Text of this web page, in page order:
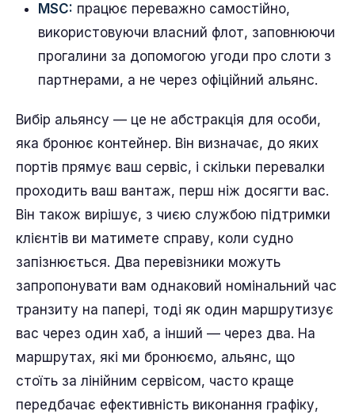
MSC: працює переважно самостійно,
використовуючи власний флот, заповнюючи
прогалини за допомогою угоди про слоти з
партнерами, а не через офіційний альянс.
Вибір альянсу — це не абстракція для особи,
яка бронює контейнер. Він визначає, до яких
портів прямує ваш сервіс, і скільки перевалки
проходить ваш вантаж, перш ніж досягти вас.
Він також вирішує, з чиєю службою підтримки
клієнтів ви матимете справу, коли судно
запізнюється. Два перевізники можуть
запропонувати вам однаковий номінальний час
транзиту на папері, тоді як один маршрутизує
вас через один хаб, а інший — через два. На
маршрутах, які ми бронюємо, альянс, що
стоїть за лінійним сервісом, часто краще
передбачає ефективність виконання графіку,